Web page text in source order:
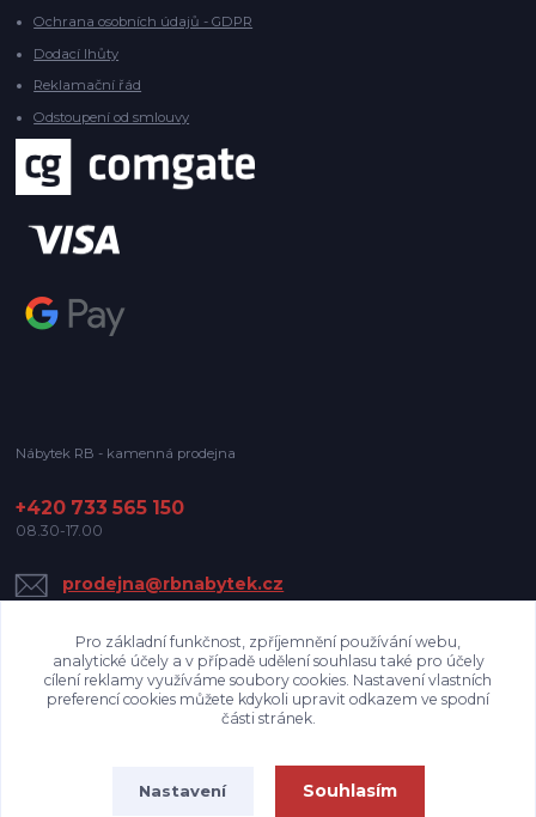
Ochrana osobních údajů - GDPR
Dodací lhůty
Reklamační řád
Odstoupení od smlouvy
Nábytek RB - kamenná prodejna
+420 733 565 150
08.30-17.00
prodejna@rbnabytek.cz
Upravit sběr cookies.
Pro základní funkčnost, zpříjemnění používání webu,
analytické účely a v případě udělení souhlasu také pro účely
cílení reklamy využíváme soubory cookies. Nastavení vlastních
preferencí cookies můžete kdykoli upravit odkazem ve spodní
části stránek.
Nastavení Souhlasím